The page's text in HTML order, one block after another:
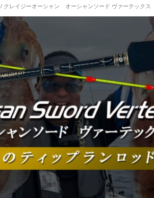
/ クレイジーオーシャン オーシャンソード ヴァーテックス